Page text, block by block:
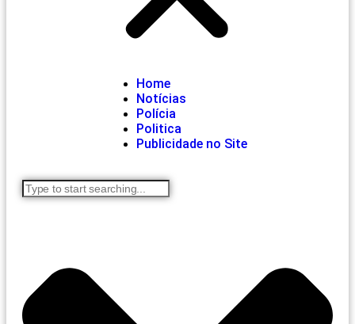
Home
Notícias
Polícia
Politica
Publicidade no Site